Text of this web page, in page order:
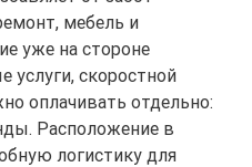
мебель и
уже на стороне
скоростной
оплачивать отдельно:
Расположение в
логистику для